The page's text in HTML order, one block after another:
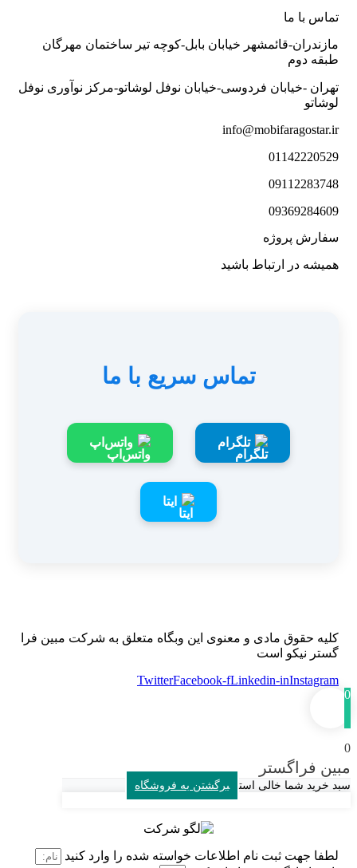
تماس با ما
مازندران-قائمشهر خیابان بابل-کوچه تیر ساختمان مهرگان
طبقه دوم
تهران -خیابان فردوسی-خیابان نوفل لوشاتو-مرکز نوآوری نوفل
لوشاتو
info@mobifaragostar.ir
01142220529
09112283748
09369284609
سفارش پروژه
همیشه در ارتباط باشید
تماس سریع با ما
تلگرام واتس‌اپ
ایتا
کلیه حقوق مادی و معنوی این وبگاه متعلق به شرکت مبین فرا
گستر نیکو است
TwitterFacebook-fLinkedin-inInstagram
0
0
مبین فراگستر
سبد خرید شما خالی است برگشتن به فروشگاه
لطفا جهت ثبت نام اطلاعات خواسته شده را وارد کنید